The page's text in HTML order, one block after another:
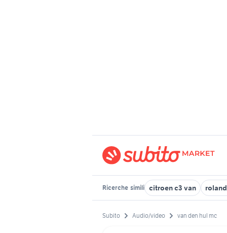
Ricerche simili citroen c3 van
Subito Audio/video van den hul mc